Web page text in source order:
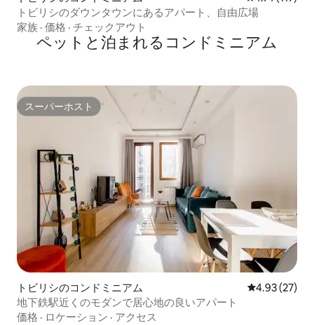
トビリシのダウンタウンにあるアパート、自由広場
家族 · 価格 · チェックアウト
ペットと泊まれるコンドミニアム
スーパーホスト
スーパーホスト
トビリシのコンドミニアム レビュー27
4.93 (27)
地下鉄駅近くのモダンで居心地の良いアパート
価格 · ロケーション · アクセス